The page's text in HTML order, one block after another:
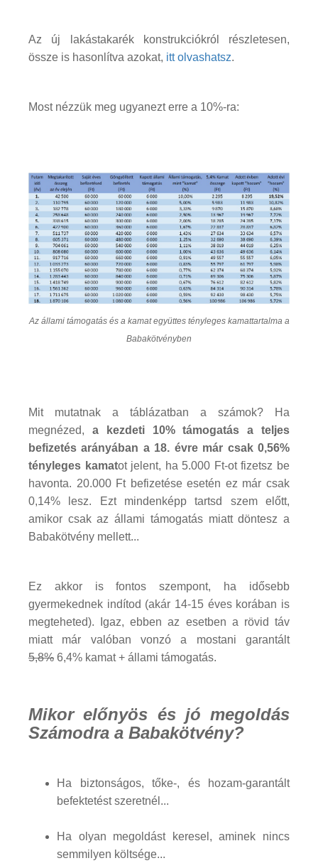
Az új lakástakarék konstrukciókról részletesen,
össze is hasonlítva azokat, itt olvashatsz.
Most nézzük meg ugyanezt erre a 10%-ra:
Az állami támogatás és a kamat együttes tényleges kamattartalma a
Babakötvényben
Mit mutatnak a táblázatban a számok? Ha
megnézed, a kezdeti 10% támogatás a teljes
befizetés arányában a 18. évre már csak 0,56%
tényleges kamatot jelent, ha 5.000 Ft-ot fizetsz be
havonta. 20.000 Ft befizetése esetén ez már csak
0,14% lesz. Ezt mindenképp tartsd szem előtt,
amikor csak az állami támogatás miatt döntesz a
Babakötvény mellett...
Ez akkor is fontos szempont, ha idősebb
gyermekednek indítod (akár 14-15 éves korában is
megteheted). Igaz, ebben az esetben a rövid táv
miatt már valóban vonzó a mostani garantált
5,8% 6,4% kamat + állami támogatás.
Mikor előnyös és jó megoldás
Számodra a Babakötvény?
Ha biztonságos, tőke-, és hozam-garantált
befektetést szeretnél...
Ha olyan megoldást keresel, aminek nincs
semmilyen költsége...